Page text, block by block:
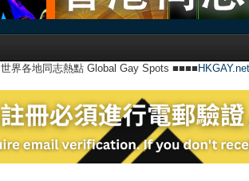
世界各地同志熱點 Global Gay Spots ■■■■